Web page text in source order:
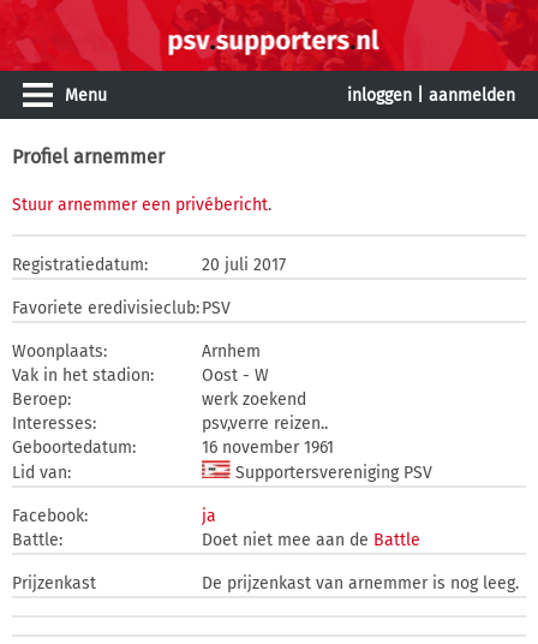
Menu inloggen aanmelden
Profiel arnemmer
Stuur arnemmer een privébericht.
Registratiedatum: 20 juli 2017
Favoriete eredivisieclub:PSV
Woonplaats:
Arnhem
Vak in het stadion:
Oost - W
Beroep:
werk zoekend
Interesses:
psv,verre reizen..
Geboortedatum:
16 november 1961
Lid van:
Supportersvereniging PSV
Facebook:
ja
Battle:
Doet niet mee aan de Battle
Prijzenkast De prijzenkast van arnemmer is nog leeg.